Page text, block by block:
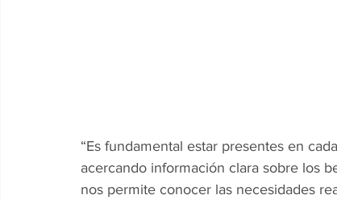
“Es fundamental estar presentes en
acercando información clara sobre los
nos permite conocer las necesidades